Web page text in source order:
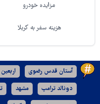
مزایده خودرو
هزینه سفر به کربلا
آستان قدس رضوی
دونالد ترامپ مشهد